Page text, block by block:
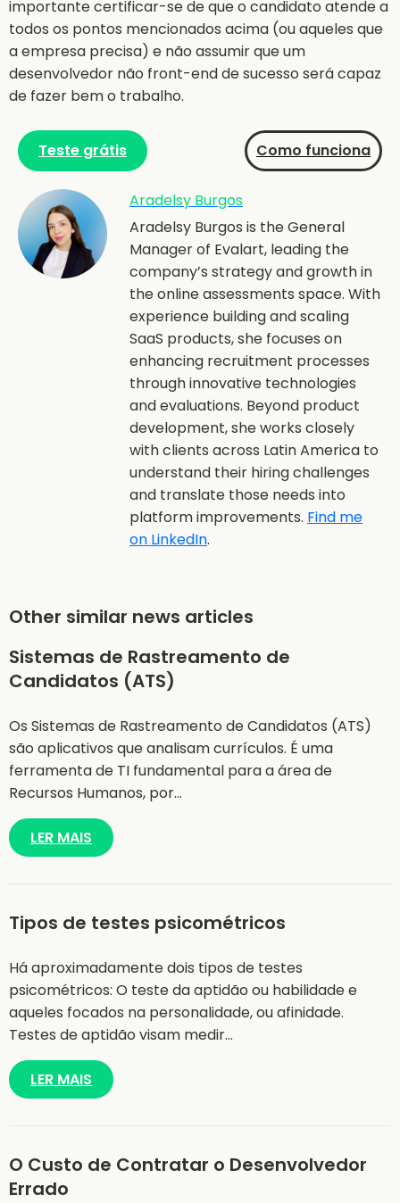
importante certificar-se de que o candidato atende a
todos os pontos mencionados acima (ou aqueles que
a empresa precisa) e não assumir que um
desenvolvedor não front-end de sucesso será capaz
de fazer bem o trabalho.
Teste grátis Como funciona
Aradelsy Burgos
Aradelsy Burgos is the General
Manager of Evalart, leading the
company’s strategy and growth in
the online assessments space. With
experience building and scaling
SaaS products, she focuses on
enhancing recruitment processes
through innovative technologies
and evaluations. Beyond product
development, she works closely
with clients across Latin America to
understand their hiring challenges
and translate those needs into
platform improvements. Find me
on LinkedIn.
Other similar news articles
Sistemas de Rastreamento de
Candidatos (ATS)
Os Sistemas de Rastreamento de Candidatos (ATS)
são aplicativos que analisam currículos. É uma
ferramenta de TI fundamental para a área de
Recursos Humanos, por…
LER MAIS
Tipos de testes psicométricos
Há aproximadamente dois tipos de testes
psicométricos: O teste da aptidão ou habilidade e
aqueles focados na personalidade, ou afinidade.
Testes de aptidão visam medir…
LER MAIS
O Custo de Contratar o Desenvolvedor
Errado